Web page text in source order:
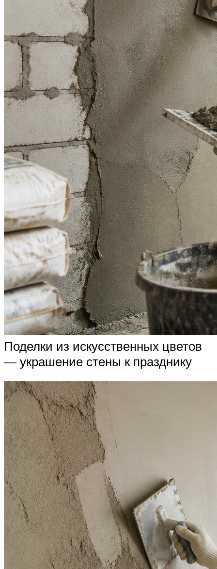
Поделки из искусственных цветов
— украшение стены к празднику